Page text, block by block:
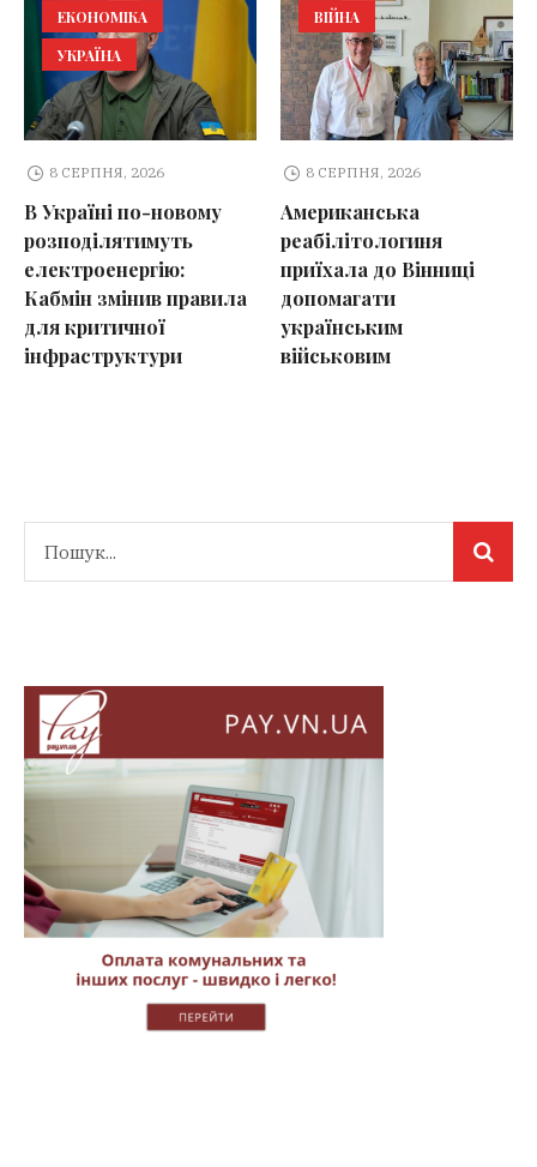
ЕКОНОМІКА
УКРАЇНА
8 СЕРПНЯ, 2026
В Україні по-новому
розподілятимуть
електроенергію:
Кабмін змінив правила
для критичної
інфраструктури
ВІЙНА
8 СЕРПНЯ, 2026
Американська
реабілітологиня
приїхала до Вінниці
допомагати
українським
військовим